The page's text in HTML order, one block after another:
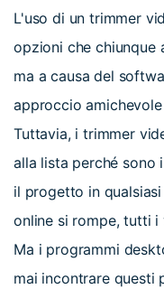
L'uso di un trimmer
opzioni che chiunque
ma a causa del
approccio
Tuttavia, i trimmer
alla lista perché sono
il progetto in
online si rompe, tutti
Ma i programmi
mai incontrare questi